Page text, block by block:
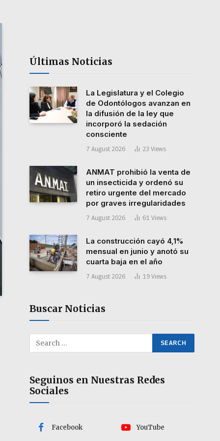
Últimas Noticias
La Legislatura y el Colegio
de Odontólogos avanzan en
la difusión de la ley que
incorporó la sedación
consciente
7 August 2026 23 Views
ANMAT prohibió la venta de
un insecticida y ordenó su
retiro urgente del mercado
por graves irregularidades
7 August 2026 61 Views
La construcción cayó 4,1%
mensual en junio y anotó su
cuarta baja en el año
7 August 2026 19 Views
Buscar Noticias
Seguinos en Nuestras Redes
Sociales
Facebook YouTube